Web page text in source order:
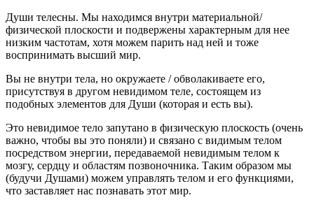
Души телесны. Мы находимся внутри материальной/
физической плоскости и подвержены характерным для нее
низким частотам, хотя можем парить над ней и тоже
воспринимать высший мир.
Вы не внутри тела, но окружаете / обволакиваете его,
присутствуя в другом невидимом теле, состоящем из
подобных элементов для Души (которая и есть вы).
Это невидимое тело запутано в физическую плоскость (очень
важно, чтобы вы это поняли) и связано с видимым телом
посредством энергии, передаваемой невидимым телом к
мозгу, сердцу и областям позвоночника. Таким образом мы
(будучи Душами) можем управлять телом и его функциями,
что заставляет нас познавать этот мир.